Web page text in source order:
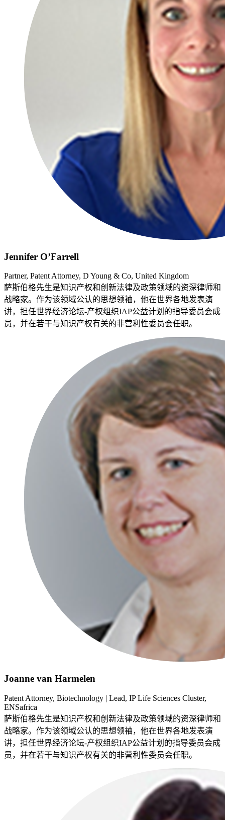
Jennifer O’Farrell
Partner, Patent Attorney, D Young & Co, United Kingdom
萨斯伯格先生是知识产权和创新法律及政策领域的资深律师和
战略家。作为该领域公认的思想领袖，他在世界各地发表演
讲，担任世界经济论坛-产权组织IAP公益计划的指导委员会成
员，并在若干与知识产权有关的非营利性委员会任职。
Joanne van Harmelen
Patent Attorney, Biotechnology | Lead, IP Life Sciences Cluster,
ENSafrica
萨斯伯格先生是知识产权和创新法律及政策领域的资深律师和
战略家。作为该领域公认的思想领袖，他在世界各地发表演
讲，担任世界经济论坛-产权组织IAP公益计划的指导委员会成
员，并在若干与知识产权有关的非营利性委员会任职。